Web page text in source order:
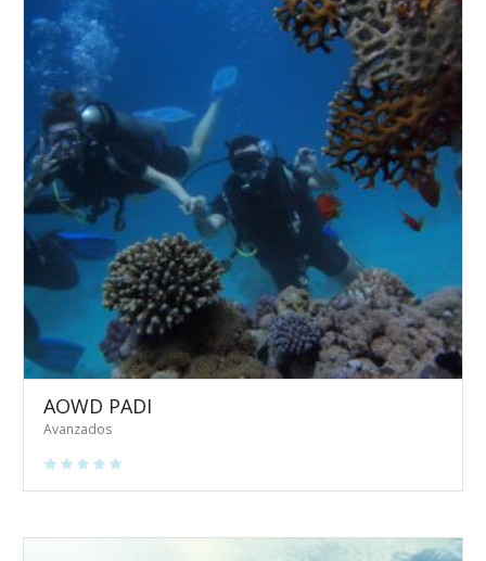
AOWD PADI
Avanzados